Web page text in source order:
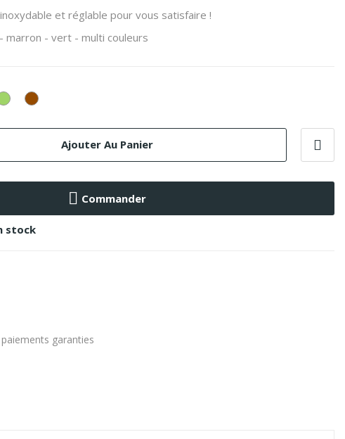
et réglable pour vous satisfaire !
marron - vert - multi couleurs
Vert Marron
Ajouter Au Panier
Commander
stock
garanties